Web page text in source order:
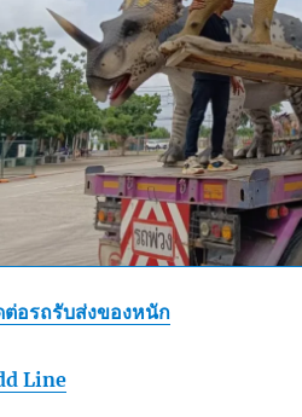
ต่อรถรับส่งของหนัก
Line